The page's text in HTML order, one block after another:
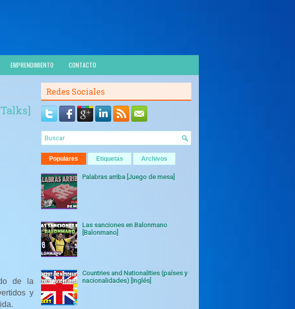
EMPRENDIMIENTO CONTACTO
de la
y
Redes Sociales
Populares Etiquetas Archivos
Palabras arriba [Juego de mesa]
Las sanciones en Balonmano
[Balonmano]
Countries and Nationalities (países y
nacionalidades) [Inglés]